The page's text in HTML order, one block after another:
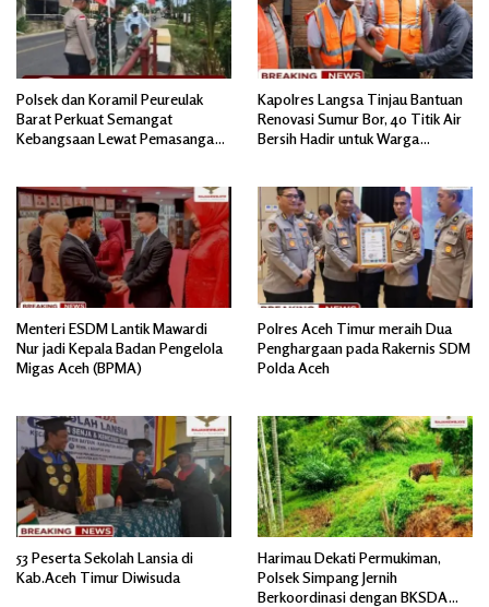
Polsek dan Koramil Peureulak
Barat Perkuat Semangat
Kebangsaan Lewat Pemasangan
Kapolres Langsa Tinjau Bantuan
Renovasi Sumur Bor, 40 Titik Air
Bersih Hadir untuk Warga
Menteri ESDM Lantik Mawardi
Nur jadi Kepala Badan Pengelola
Migas Aceh (BPMA)
Polres Aceh Timur meraih Dua
Penghargaan pada Rakernis SDM
Polda Aceh
53 Peserta Sekolah Lansia di
Kab.Aceh Timur Diwisuda
Harimau Dekati Permukiman,
Polsek Simpang Jernih
Berkoordinasi dengan BKSDA